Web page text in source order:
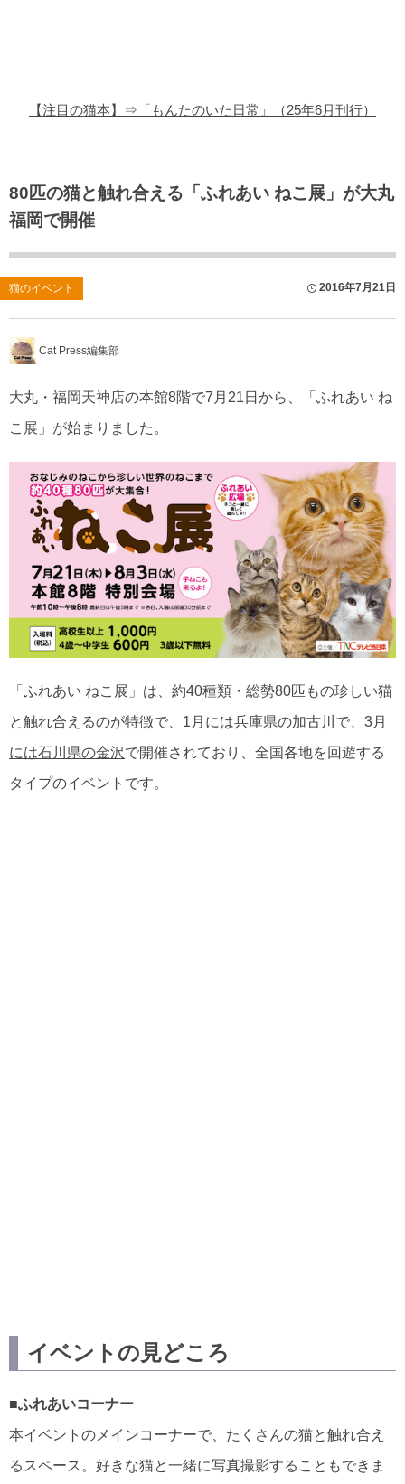
【注目の猫本】⇒「もんたのいた日常」（25年6月刊行）
80匹の猫と触れ合える「ふれあい ねこ展」が大丸
福岡で開催
猫のイベント 2016年7月21日
Cat Press編集部
大丸・福岡天神店の本館8階で7月21日から、「ふれあい ね
こ展」が始まりました。
「ふれあい ねこ展」は、約40種類・総勢80匹もの珍しい猫
と触れ合えるのが特徴で、 1月には兵庫県の加古川 で、 3月
には石川県の金沢で開催されており、全国各地を回遊する
タイプのイベントです。
イベントの見どころ
■ふれあいコーナー
本イベントのメインコーナーで、たくさんの猫と触れ合え
るスペース。好きな猫と一緒に写真撮影することもできま
猫のゲーム・アプリ
猫のフリー写真素材